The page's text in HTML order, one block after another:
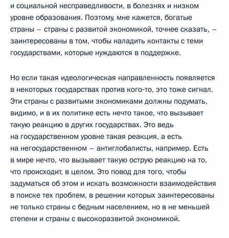
и социальной несправедливости, в болезнях и низком
уровне образования. Поэтому, мне кажется, богатые
страны – страны с развитой экономикой, точнее сказать, –
заинтересованы в том, чтобы наладить контакты с теми
государствами, которые нуждаются в поддержке.
Но если такая идеологическая направленность появляется
в некоторых государствах против кого‑то, это тоже сигнал.
Эти страны с развитыми экономиками должны подумать,
видимо, и в их политике есть нечто такое, что вызывает
такую реакцию в других государствах. Это ведь
на государственном уровне такая реакция, а есть
на негосударственном – антиглобалисты, например. Есть
в мире нечто, что вызывает такую острую реакцию на то,
что происходит, в целом. Это повод для того, чтобы
задуматься об этом и искать возможности взаимодействия
в поиске тех проблем, в решении которых заинтересованы
не только страны с бедным населением, но в не меньшей
степени и страны с высокоразвитой экономикой.